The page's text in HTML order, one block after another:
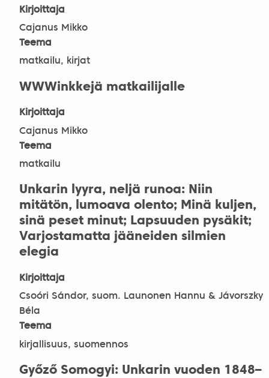
Kirjoittaja
Cajanus Mikko
Teema
matkailu, kirjat
WWWinkkejä matkailijalle
Kirjoittaja
Cajanus Mikko
Teema
matkailu
Unkarin lyyra, neljä runoa: Niin
mitätön, lumoava olento; Minä kuljen,
sinä peset minut; Lapsuuden pysäkit;
Varjostamatta jääneiden silmien
elegia
Kirjoittaja
Csoóri Sándor, suom. Launonen Hannu & Jávorszky
Béla
Teema
kirjallisuus, suomennos
Győző Somogyi: Unkarin vuoden 1848–